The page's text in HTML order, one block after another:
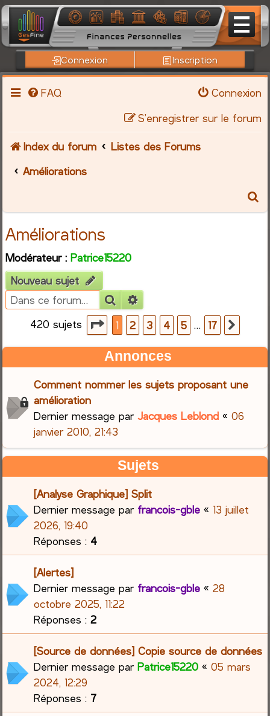
Connexion Inscription
FAQ
Connexion
S’enregistrer sur le forum
Index du forum
Listes des Forums
Améliorations
c
h
Améliorations
Modérateur : Patrice15220
Nouveau sujet
Rechercher
420 sujets
Page1sur 17
1 2 3 4 5 … 17
Annonces
Comment nommer les sujets proposant une
amélioration
Dernier message parJacques Leblond «06
janvier 2010, 21:43
Sujets
[Analyse Graphique] Split
Dernier message par francois-gble « 13 juillet
2026, 19:40
Réponses : 4
[Alertes]
Dernier message par francois-gble «28
octobre 2025, 11:22
Réponses :2
[Source de données] Copie source de données
Dernier message parPatrice15220 «05 mars
2024, 12:29
Réponses : 7